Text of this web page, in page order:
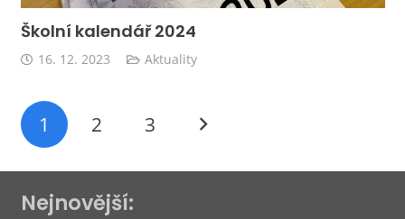
Školní kalendář 2024
16. 12. 2023 Aktuality
1 2 3
Nejnovější: